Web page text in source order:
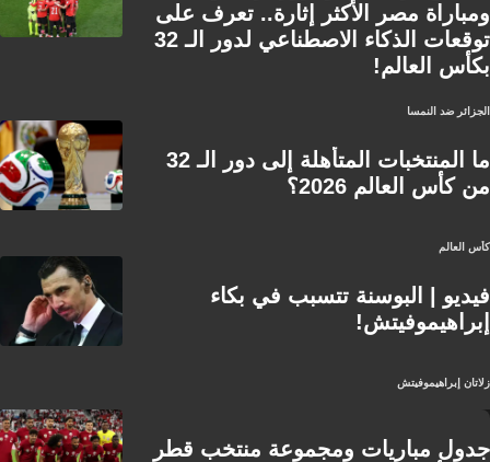
ومباراة مصر الأكثر إثارة.. تعرف على
توقعات الذكاء الاصطناعي لدور الـ 32
بكأس العالم!
الجزائر ضد النمسا
ما المنتخبات المتأهلة إلى دور الـ 32
من كأس العالم 2026؟
كأس العالم
فيديو | البوسنة تتسبب في بكاء
إبراهيموفيتش!
زلاتان إبراهيموفيتش
جدول مباريات ومجموعة منتخب قطر